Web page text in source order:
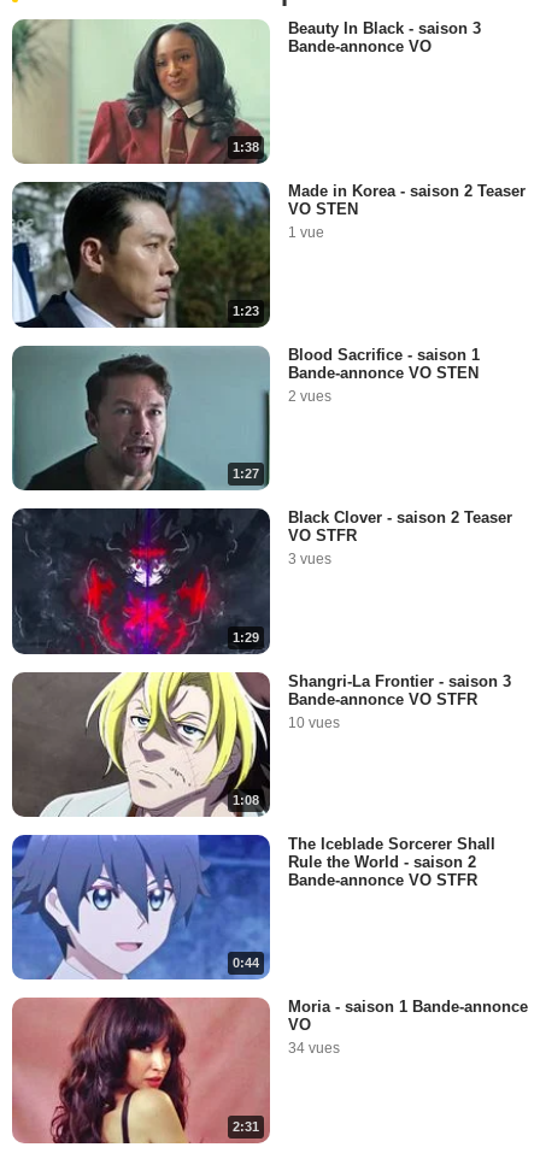
1:38
Beauty In Black - saison 3
Bande-annonce VO
1:23
Made in Korea - saison 2 Teaser
VO STEN
1 vue
1:27
Blood Sacrifice - saison 1
Bande-annonce VO STEN
2 vues
1:29
Black Clover - saison 2 Teaser
VO STFR
3 vues
1:08
Shangri-La Frontier - saison 3
Bande-annonce VO STFR
10 vues
0:44
The Iceblade Sorcerer Shall
Rule the World - saison 2
Bande-annonce VO STFR
2:31
Moria - saison 1 Bande-annonce
VO
34 vues